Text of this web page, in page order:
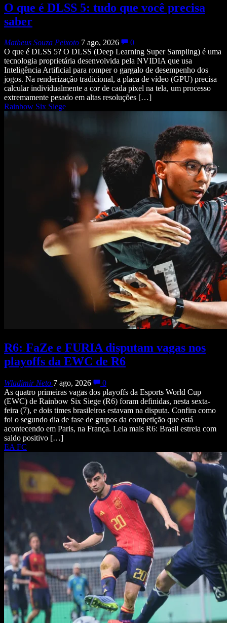
O que é DLSS 5: tudo que você precisa
saber
Matheus Souza Peixoto 7 ago, 2026
0
O que é DLSS 5? O DLSS (Deep Learning Super Sampling) é uma
tecnologia proprietária desenvolvida pela NVIDIA que usa
Inteligência Artificial para romper o gargalo de desempenho dos
jogos. Na renderização tradicional, a placa de vídeo (GPU) precisa
calcular individualmente a cor de cada pixel na tela, um processo
extremamente pesado em altas resoluções […]
Rainbow Six Siege
R6: FaZe e FURIA disputam vagas nos
playoffs da EWC de R6
Wladimir Neto 7 ago, 2026
0
As quatro primeiras vagas dos playoffs da Esports World Cup
(EWC) de Rainbow Six Siege (R6) foram definidas, nesta sexta-
feira (7), e dois times brasileiros estavam na disputa. Confira como
foi o segundo dia de fase de grupos da competição que está
acontecendo em Paris, na França. Leia mais R6: Brasil estreia com
saldo positivo […]
EA FC